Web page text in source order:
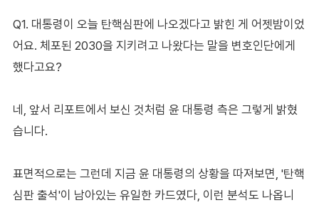
Q1. 대통령이 오늘 탄핵심판에 나오겠다고 밝힌 게 어젯밤이었
어요. 체포된 2030을 지키려고 나왔다는 말을 변호인단에게
했다고요?
네, 앞서 리포트에서 보신 것처럼 윤 대통령 측은 그렇게 밝혔
습니다.
표면적으로는 그런데 지금 윤 대통령의 상황을 따져보면, '탄핵
심판 출석'이 남아있는 유일한 카드였다, 이런 분석도 나옵니